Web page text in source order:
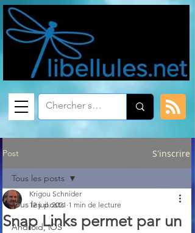
Post S'inscrire
Tous les posts
Android, iOS
Tous les posts
Snap Links permet par un
Krigou Schnider
12 juil. 2021 1 min de lecture